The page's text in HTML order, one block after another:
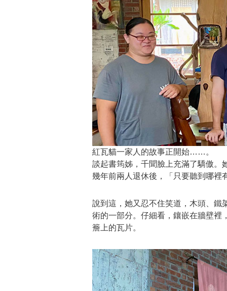
紅瓦貓一家人的故事正開始……。
談起書筠姊，千聞臉上充滿了驕傲。
幾年前兩人退休後，「只要聽到哪裡
說到這，她又忍不住笑道，木頭、鐵
術的一部分。仔細看，鑲嵌在牆壁裡
簷上的瓦片。